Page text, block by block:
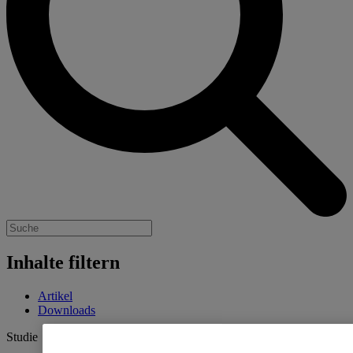
Inhalte filtern
Artikel
Downloads
Studie